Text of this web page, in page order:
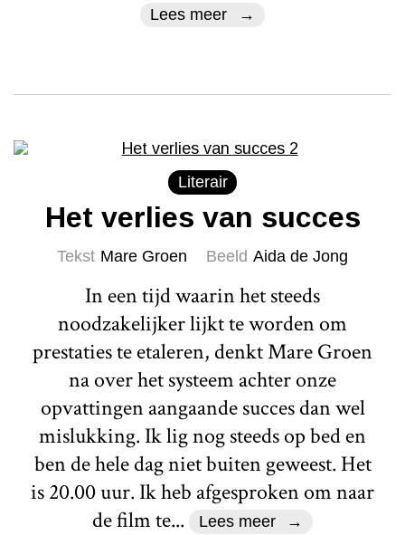
Lees meer
Literair
Het verlies van succes
Tekst Mare Groen Beeld Aida de Jong
In een tijd waarin het steeds
noodzakelijker lijkt te worden om
prestaties te etaleren, denkt Mare Groen
na over het systeem achter onze
opvattingen aangaande succes dan wel
mislukking. Ik lig nog steeds op bed en
ben de hele dag niet buiten geweest. Het
is 20.00 uur. Ik heb afgesproken om naar
de film te...
Lees meer